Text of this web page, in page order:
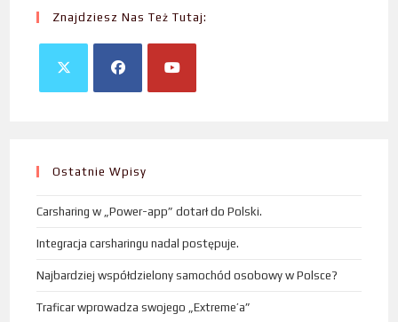
Znajdziesz Nas Też Tutaj:
Ostatnie Wpisy
Carsharing w „Power-app” dotarł do Polski.
Integracja carsharingu nadal postępuje.
Najbardziej współdzielony samochód osobowy w Polsce?
Traficar wprowadza swojego „Extreme’a”